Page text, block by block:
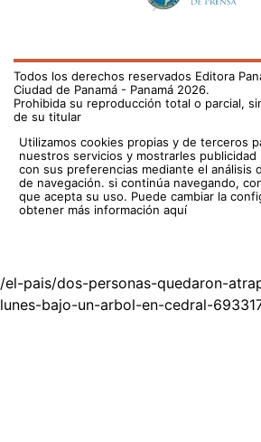
Todos los derechos reservados Editora
Ciudad de Panamá - Panamá 2026.
Prohibida su reproducción total o parcial,
de su titular
Utilizamos cookies propias y de terceros
nuestros servicios y mostrarles publicidad
con sus preferencias mediante el análisis
de navegación. si continúa navegando,
que acepta su uso. Puede cambiar la
obtener más información aquí
/el-pais/dos-personas-quedaron-
lunes-bajo-un-arbol-en-cedral-